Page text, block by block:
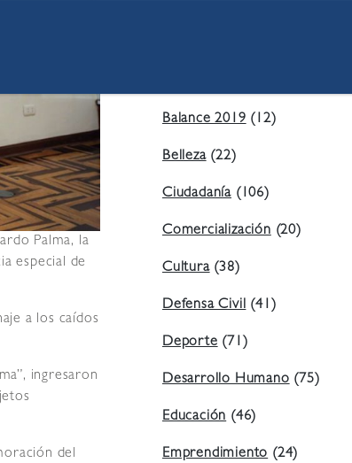
Palma, la
especial de
a los caídos
ingresaron
del
Balance 2019(12)
Belleza(22)
Ciudadanía (106)
Comercialización(20)
Cultura(38)
Defensa Civil(41)
Deporte(71)
Desarrollo Humano(75)
Educación(46)
Emprendimiento(24)